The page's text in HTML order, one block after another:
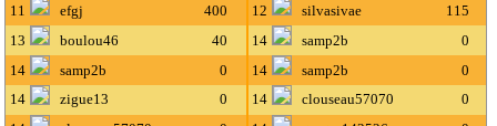
11
efgj 400 12 silvasivae
115
13
boulou46 40 14 samp2b
0
14
samp2b 0 14 samp2b
0
14
zigue13 0 14 clouseau57070
0